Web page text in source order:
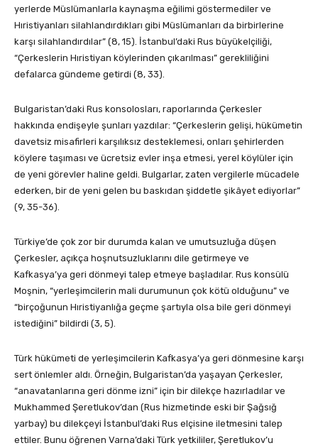
yerlerde Müslümanlarla kaynaşma eğilimi göstermediler ve
Hıristiyanları silahlandırdıkları gibi Müslümanları da birbirlerine
karşı silahlandırdılar” (8, 15). İstanbul’daki Rus büyükelçiliği,
“Çerkeslerin Hıristiyan köylerinden çıkarılması” gerekliliğini
defalarca gündeme getirdi (8, 33).
Bulgaristan’daki Rus konsolosları, raporlarında Çerkesler
hakkında endişeyle şunları yazdılar: “Çerkeslerin gelişi, hükümetin
davetsiz misafirleri karşılıksız desteklemesi, onları şehirlerden
köylere taşıması ve ücretsiz evler inşa etmesi, yerel köylüler için
de yeni görevler haline geldi. Bulgarlar, zaten vergilerle mücadele
ederken, bir de yeni gelen bu baskıdan şiddetle şikâyet ediyorlar”
(9, 35-36).
Türkiye’de çok zor bir durumda kalan ve umutsuzluğa düşen
Çerkesler, açıkça hoşnutsuzluklarını dile getirmeye ve
Kafkasya’ya geri dönmeyi talep etmeye başladılar. Rus konsülü
Moşnin, “yerleşimcilerin mali durumunun çok kötü olduğunu” ve
“birçoğunun Hıristiyanlığa geçme şartıyla olsa bile geri dönmeyi
istediğini” bildirdi (3, 5).
Türk hükümeti de yerleşimcilerin Kafkasya’ya geri dönmesine karşı
sert önlemler aldı. Örneğin, Bulgaristan’da yaşayan Çerkesler,
“anavatanlarına geri dönme izni” için bir dilekçe hazırladılar ve
Mukhammed Şeretlukov’dan (Rus hizmetinde eski bir Şağsığ
yarbay) bu dilekçeyi İstanbul’daki Rus elçisine iletmesini talep
ettiler. Bunu öğrenen Varna’daki Türk yetkililer, Şeretlukov’u